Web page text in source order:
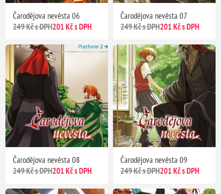
Čarodějova nevěsta 06
249 Kč s DPH201 Kč s DPH
Čarodějova nevěsta 07
249 Kč s DPH201 Kč s DPH
Čarodějova nevěsta 08
249 Kč s DPH201 Kč s DPH
Čarodějova nevěsta 09
249 Kč s DPH201 Kč s DPH